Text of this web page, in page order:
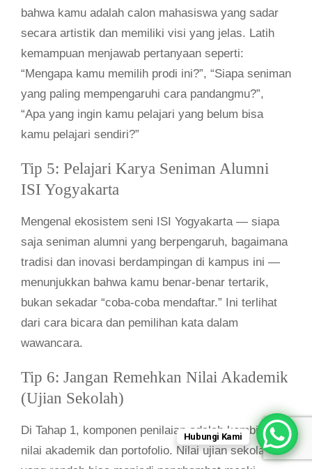
bahwa kamu adalah calon mahasiswa yang sadar
secara artistik dan memiliki visi yang jelas. Latih
kemampuan menjawab pertanyaan seperti:
“Mengapa kamu memilih prodi ini?”, “Siapa seniman
yang paling mempengaruhi cara pandangmu?”,
“Apa yang ingin kamu pelajari yang belum bisa
kamu pelajari sendiri?”
Tip 5: Pelajari Karya Seniman Alumni
ISI Yogyakarta
Mengenal ekosistem seni ISI Yogyakarta — siapa
saja seniman alumni yang berpengaruh, bagaimana
tradisi dan inovasi berdampingan di kampus ini —
menunjukkan bahwa kamu benar-benar tertarik,
bukan sekadar “coba-coba mendaftar.” Ini terlihat
dari cara bicara dan pemilihan kata dalam
wawancara.
Tip 6: Jangan Remehkan Nilai Akademik
(Ujian Sekolah)
Di Tahap 1, komponen penilaian adalah kombinasi
nilai akademik dan portofolio. Nilai ujian sekolah
Hubungi Kami